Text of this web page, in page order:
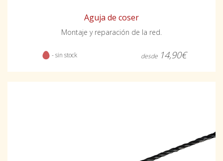
Aguja de coser
Montaje y reparación de la red.
- sin stock desde 14,90€